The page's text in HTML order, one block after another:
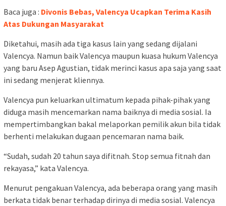
Baca juga : Divonis Bebas, Valencya Ucapkan Terima Kasih
Atas Dukungan Masyarakat
Diketahui, masih ada tiga kasus lain yang sedang dijalani
Valencya. Namun baik Valencya maupun kuasa hukum Valencya
yang baru Asep Agustian, tidak merinci kasus apa saja yang saat
ini sedang menjerat kliennya.
Valencya pun keluarkan ultimatum kepada pihak-pihak yang
diduga masih mencemarkan nama baiknya di media sosial. Ia
mempertimbangkan bakal melaporkan pemilik akun bila tidak
berhenti melakukan dugaan pencemaran nama baik.
“Sudah, sudah 20 tahun saya difitnah. Stop semua fitnah dan
rekayasa,” kata Valencya.
Menurut pengakuan Valencya, ada beberapa orang yang masih
berkata tidak benar terhadap dirinya di media sosial. Valencya